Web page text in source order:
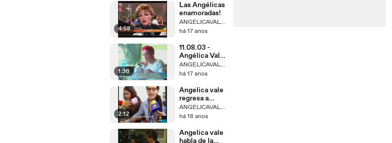
4:58
Las Angélicas
enamoradas!
ANGELICAVALEBRASIL
há 17 anos
1:36
11.08.03 -
Angélica Vale
fala de seu pai
e de Irma
ANGELICAVALEBRASIL
há 17 anos
2:12
Angelica vale
regresa a
grabar lfmb ANGELICAVALEBRASIL
há 18 anos
Angelica vale
habla de la